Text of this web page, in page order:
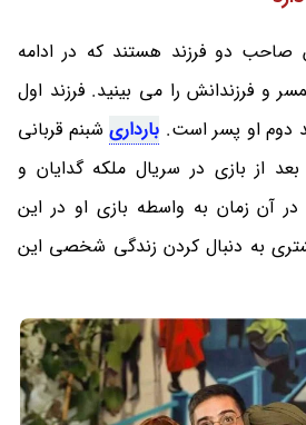
دو فرزند هستند که در ادامه
و فرزندانش را می بینید. فرزند اول
دوم او پسر است. بارداریشبنم قربانی
از بازی در سریال ملکه گدایان و
آن زمان به واسطه بازی او در این
به دنبال کردن زندگی شخصی این